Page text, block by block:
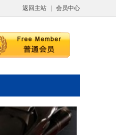
返回主站 会员中心